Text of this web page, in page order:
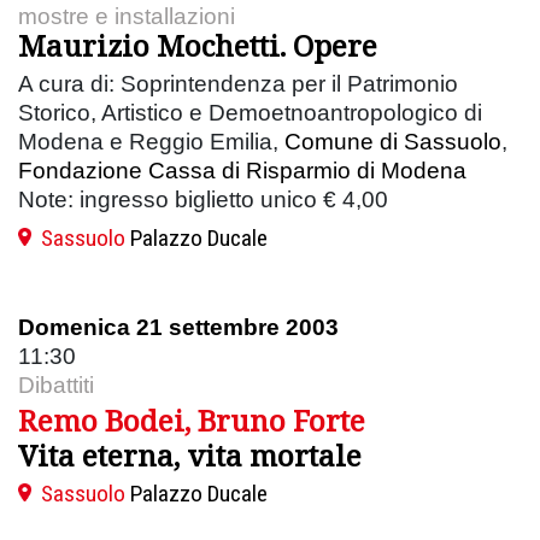
mostre e installazioni
Maurizio Mochetti. Opere
A cura di: Soprintendenza per il Patrimonio
Storico, Artistico e Demoetnoantropologico di
Modena e Reggio Emilia, Comune di Sassuolo,
Fondazione Cassa di Risparmio di Modena
Note: ingresso biglietto unico € 4,00
Sassuolo Palazzo Ducale
Domenica 21 settembre 2003
11:30
Dibattiti
Remo Bodei, Bruno Forte
Vita eterna, vita mortale
Sassuolo Palazzo Ducale